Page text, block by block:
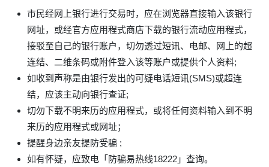
市民经网上银行进行交易时，应在浏览器直接输入该银行
网址，或经官方应用程式商店下载的银行流动应用程式，
接驳至自己的银行账户，切勿透过短讯、电邮、网上的超
连结、二维条码或附件登入该等账户或提供个人资料;
如收到声称是由银行发出的可疑电话短讯(SMS)或超连
结，应该主动向银行查证;
切勿下载不明来历的应用程式，或将任何资料输入到不明
来历的应用程式或网址；
提醒身边亲友提防受骗 ;
如有怀疑，应致电「防骗易热线18222」查询。